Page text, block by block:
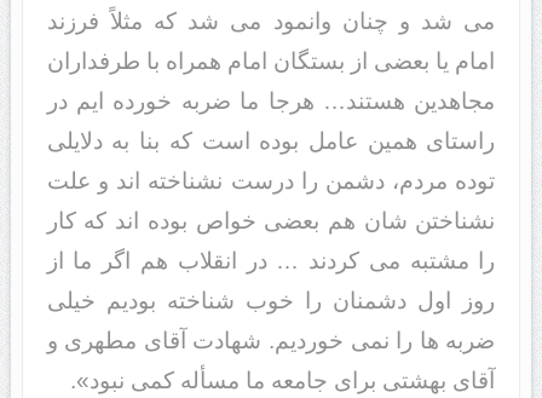
می شد و چنان وانمود می شد که مثلاً فرزند
امام یا بعضی از بستگان امام همراه با طرفداران
مجاهدین هستند… هرجا ما ضربه خورده ایم در
راستای همین عامل بوده است که بنا به دلایلی
توده مردم، دشمن را درست نشناخته اند و علت
نشناختن شان هم بعضی خواص بوده اند که کار
را مشتبه می کردند … در انقلاب هم اگر ما از
روز اول دشمنان را خوب شناخته بودیم خیلی
ضربه ها را نمی خوردیم. شهادت آقای مطهری و
آقای بهشتی برای جامعه ما مسأله کمی نبود».